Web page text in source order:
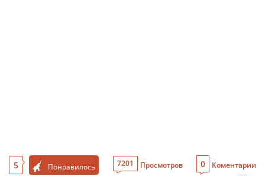
5 Понравилось 7201 Просмотров 0 Коментарии